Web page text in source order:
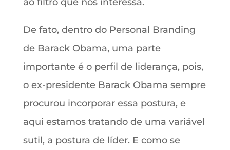
ao filtro que nos interessa.
De fato, dentro do Personal Branding
de Barack Obama, uma parte
importante é o perfil de liderança, pois,
o ex-presidente Barack Obama sempre
procurou incorporar essa postura, e
aqui estamos tratando de uma variável
sutil, a postura de líder. E como se